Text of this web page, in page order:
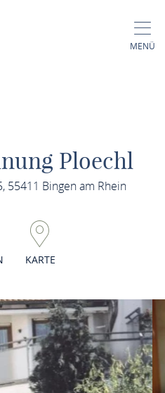
MENÜ
Ploechl
55411 Bingen am Rhein
KARTE